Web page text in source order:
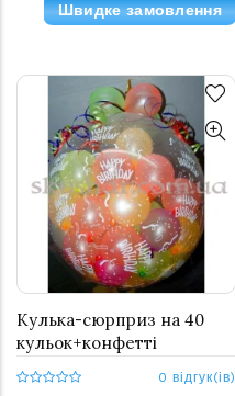
Швидке замовлення
Кулька-сюрприз на 40
кульок+конфетті
0 відгук(ів)